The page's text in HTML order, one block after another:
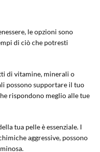
le opzioni sono
di ciò che potresti
di vitamine, minerali o
possono supportare il tuo
rispondono meglio alle tue
tua pelle è essenziale. I
aggressive, possono